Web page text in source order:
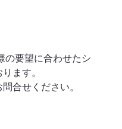
ます。
合せください。